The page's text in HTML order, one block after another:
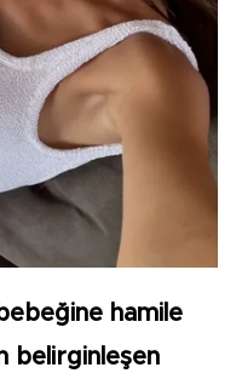
hamile
belirginleşen